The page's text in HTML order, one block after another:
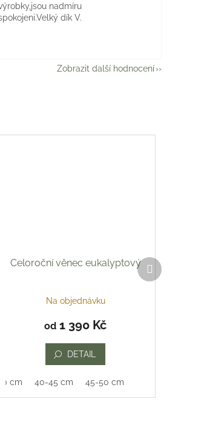
Celoroční věnec eukalyptový
Na objednávku
od 1 390 Kč
DETAIL
cm 40-45 cm 45-50 cm
Další
produkt
nadmíru
dík V.
Zobrazit další hodnocení